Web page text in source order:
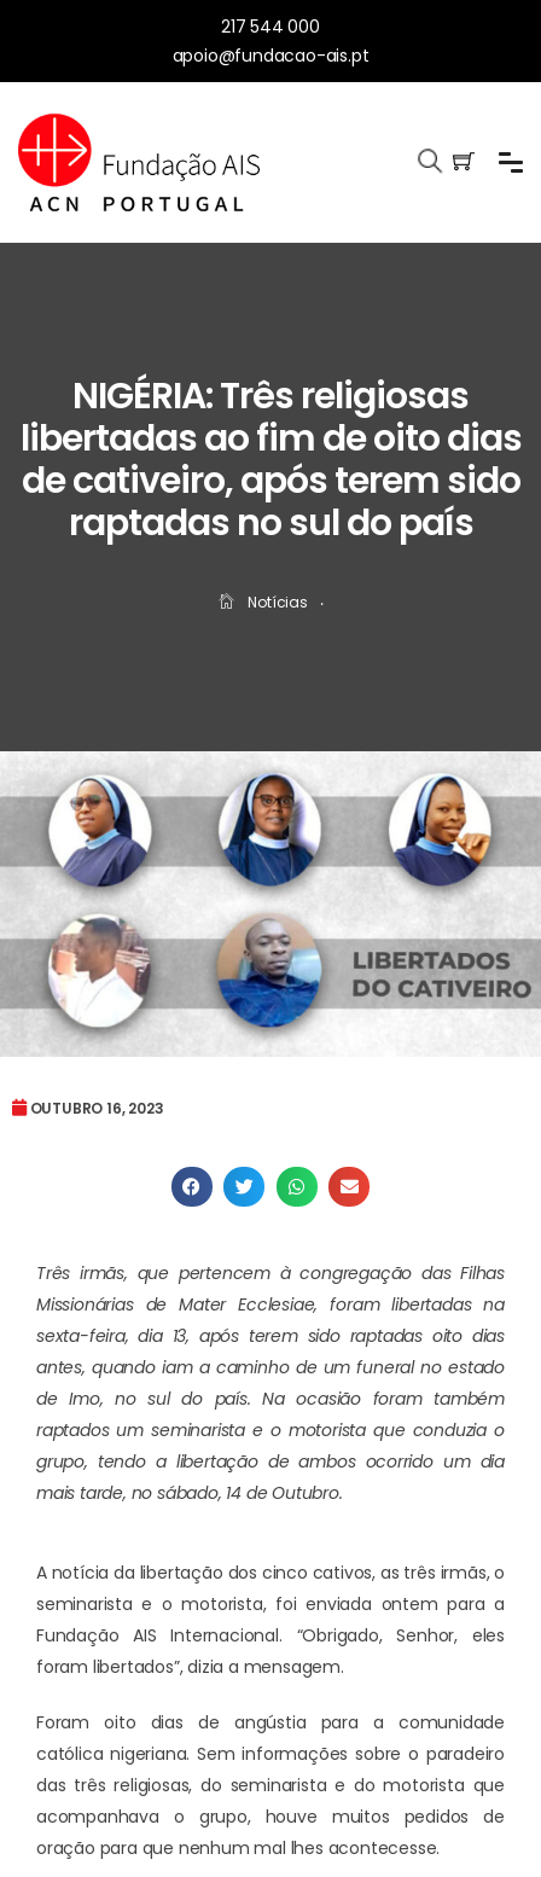
217 544 000
apoio@fundacao-ais.pt
NIGÉRIA: Três religiosas
libertadas ao fim de oito dias
de cativeiro, após terem sido
raptadas no sul do país
Notícias ‧
OUTUBRO 16, 2023
Três irmãs, que pertencem à congregação das Filhas
Missionárias de Mater Ecclesiae, foram libertadas na
sexta-feira, dia 13, após terem sido raptadas oito dias
antes, quando iam a caminho de um funeral no estado
de Imo, no sul do país. Na ocasião foram também
raptados um seminarista e o motorista que conduzia o
grupo, tendo a libertação de ambos ocorrido um dia
mais tarde, no sábado, 14 de Outubro.
A notícia da libertação dos cinco cativos, as três irmãs, o
seminarista e o motorista, foi enviada ontem para a
Fundação AIS Internacional. “Obrigado, Senhor, eles
foram libertados”, dizia a mensagem.
Foram oito dias de angústia para a comunidade
católica nigeriana. Sem informações sobre o paradeiro
das três religiosas, do seminarista e do motorista que
acompanhava o grupo, houve muitos pedidos de
oração para que nenhum mal lhes acontecesse.